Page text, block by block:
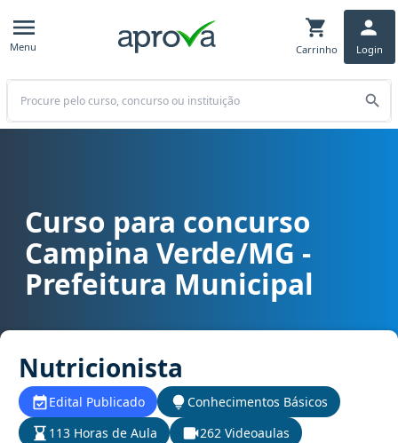
Menu Carrinho Login
Buscar
Curso para concurso Campina Verde/MG - Prefeitura Municipal
Curso para concurso
Campina Verde/MG -
Prefeitura Municipal
Nutricionista
Edital Publicado
Conhecimentos Básicos
113 Horas de Aula
262 Videoaulas